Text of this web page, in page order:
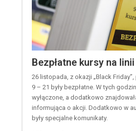
Bezpłatne kursy na
26 listopada, z okazji „Black
9 – 21 były bezpłatne. W tych
wyłączone, a dodatkowo
informująca o akcji. Dodatkowo w
były specjalne komunikaty.